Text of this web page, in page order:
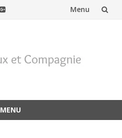
Menu
MENU